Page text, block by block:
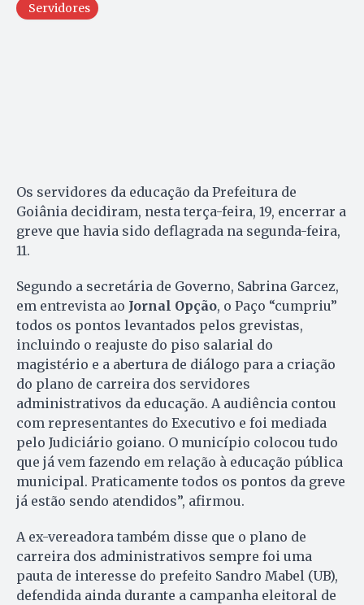
Servidores
Os servidores da educação da Prefeitura de
Goiânia decidiram, nesta terça-feira, 19, encerrar a
greve que havia sido deflagrada na segunda-feira,
11.
Segundo a secretária de Governo, Sabrina Garcez,
em entrevista ao Jornal Opção, o Paço “cumpriu”
todos os pontos levantados pelos grevistas,
incluindo o reajuste do piso salarial do
magistério e a abertura de diálogo para a criação
do plano de carreira dos servidores
administrativos da educação. A audiência contou
com representantes do Executivo e foi mediada
pelo Judiciário goiano. O município colocou tudo
que já vem fazendo em relação à educação pública
municipal. Praticamente todos os pontos da greve
já estão sendo atendidos”, afirmou.
A ex-vereadora também disse que o plano de
carreira dos administrativos sempre foi uma
pauta de interesse do prefeito Sandro Mabel (UB),
defendida ainda durante a campanha eleitoral de